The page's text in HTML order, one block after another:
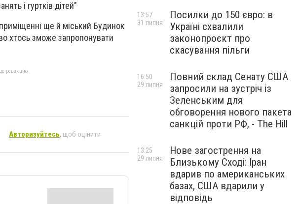
і гуртків дітей"
ще й міський Будинок
хтось зможе запропонувати
редакцію
Авторизуйтесь, щоб оцінити
Посилки до 150 євро: в
Україні схвалили
законопроєкт про
скасування пільги
13:57
31 липня
Повний склад Сенату США
запросили на зустріч із
Зеленським для
обговорення нового пакета
санкцій проти РФ, - The Hill
16:50
29 липня
Нове загострення на
Близькому Сході: Іран
вдарив по американських
базах, США вдарили у
відповідь
13:25
29 липня